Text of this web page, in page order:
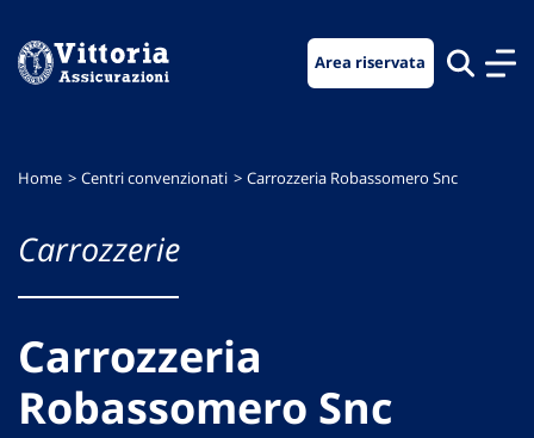
menu
contenuto
footer
Area riservata
Home Centri convenzionati Carrozzeria Robassomero Snc
Carrozzerie
Carrozzeria
Robassomero Snc